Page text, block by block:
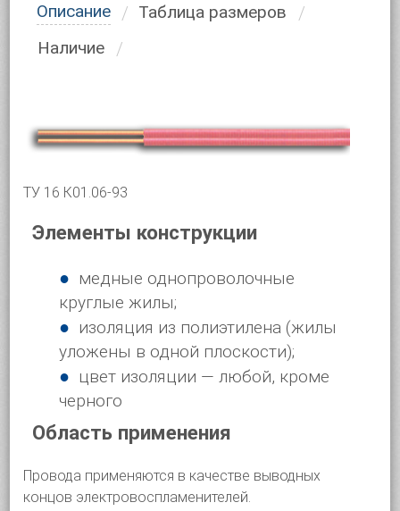
Описание
Таблица размеров
Наличие
ТУ 16 К01.06-93
Элементы конструкции
медные однопроволочные
круглые жилы;
изоляция из полиэтилена (жилы
уложены в одной плоскости);
цвет изоляции — любой, кроме
черного
Область применения
Провода применяются в качестве выводных
концов электровоспламенителей.